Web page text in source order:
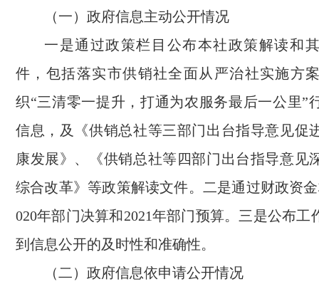
（一）政府信息主动公开情况
一是通过政策栏目公布本社政策解读和
件，包括落实市供销社全面从严治社实施方
织“三清零一提升，打通为农服务最后一公里”
信息，及《供销总社等三部门出台指导意见促
康发展》、《供销总社等四部门出台指导意见
综合改革》等政策解读文件。二是通过财政资
020年部门决算和2021年部门预算。三是公布工
到信息公开的及时性和准确性。
（二）政府信息依申请公开情况